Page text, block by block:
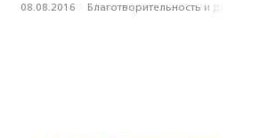
08.08.2016 · Благотвори­тель­ность и